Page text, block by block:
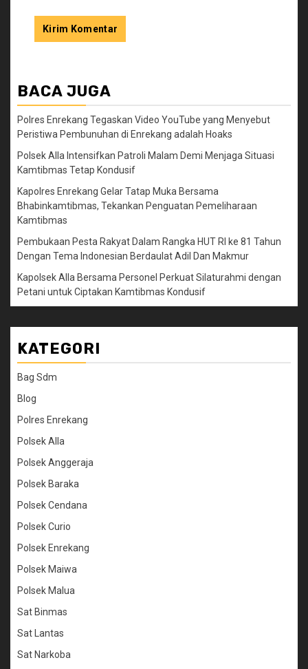
BACA JUGA
Polres Enrekang Tegaskan Video YouTube yang Menyebut
Peristiwa Pembunuhan di Enrekang adalah Hoaks
Polsek Alla Intensifkan Patroli Malam Demi Menjaga Situasi
Kamtibmas Tetap Kondusif
Kapolres Enrekang Gelar Tatap Muka Bersama
Bhabinkamtibmas, Tekankan Penguatan Pemeliharaan
Kamtibmas
Pembukaan Pesta Rakyat Dalam Rangka HUT RI ke 81 Tahun
Dengan Tema Indonesian Berdaulat Adil Dan Makmur
Kapolsek Alla Bersama Personel Perkuat Silaturahmi dengan
Petani untuk Ciptakan Kamtibmas Kondusif
KATEGORI
Bag Sdm
Blog
Polres Enrekang
Polsek Alla
Polsek Anggeraja
Polsek Baraka
Polsek Cendana
Polsek Curio
Polsek Enrekang
Polsek Maiwa
Polsek Malua
Sat Binmas
Sat Lantas
Sat Narkoba